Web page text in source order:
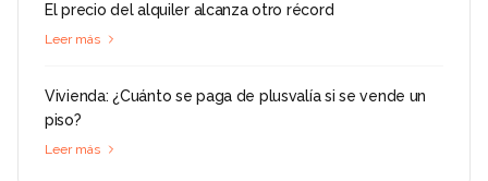
El precio del alquiler alcanza otro récord
Leer más
Vivienda: ¿Cuánto se paga de plusvalía si se vende un
piso?
Leer más